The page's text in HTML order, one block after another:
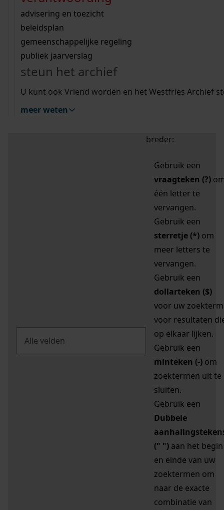
bouwvergunningen
omgevingsvergunningen
vergunningen
beeld en geluid
uitleg nodig?
Wij helpen u op weg met een aantal zoektips.
bekijk alle zoektips
Wij helpen u op weg met een aantal zoektips.
bekijk alle zoektips
bekijk ons geschiedenislokaal
advisering en toezicht
beleidsplan
gemeenschappelijke regeling
publiek jaarverslag
steun het archief
U kunt ook Vriend worden en het Westfries Archief
meer weten
zoektips
Mijn Studiezaal (inloggen)
uw zoekopdracht te
breder:
Gebruik een
vraagteken (?)
één letter te
vervangen.
Gebruik een
sterretje (*) om
meer letters te
vervangen.
Gebruik een
dollarteken ($)
voor uw zoekterm
voor resultaten
op elkaar lijken.
Gebruik een
minteken (-) om
zoektermen uit te
sluiten.
Gebruik een
Dubbele
(" ") aan het begin
en einde van uw
zoektermen om
naar de exacte
combinatie van